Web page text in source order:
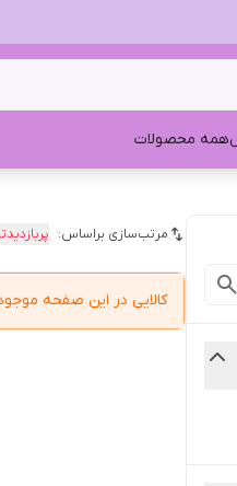
همه محصولات
مرتب‌سازی براساس:
کالایی در این صفحه